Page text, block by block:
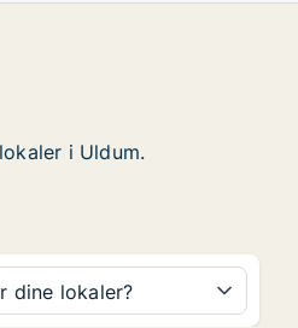
i Uldum.
dine lokaler?